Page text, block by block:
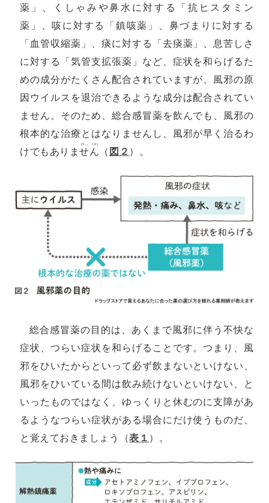
薬」、くしゃみや鼻水に対する「抗ヒスタミン
薬」、咳に対する「鎮咳薬」、鼻づまりに対する
「血管収縮薬」、痰に対する「去痰薬」、息苦しさ
に対する「気管支拡張薬」など、症状を和らげるた
めの成分がたくさん配合されていますが、風邪の原
因ウイルスを退治できるような成分は配合されてい
ません。そのため、総合感冒薬を飲んでも、風邪の
根本的な治療とはなりませんし、風邪が早く治るわ
けでもありません
(9､10)
（ 図２ ）。
総合感冒薬の目的は、あくまで風邪に伴う不快な
症状、つらい症状を和らげることです。つまり、風
邪をひいたからといって必ず飲まないといけない、
風邪をひいている間は飲み続けないといけない、と
いったものではなく、ゆっくりと休むのに支障があ
るようなつらい症状がある場合にだけ使うものだ、
と覚えておきましょう（表１ ）。